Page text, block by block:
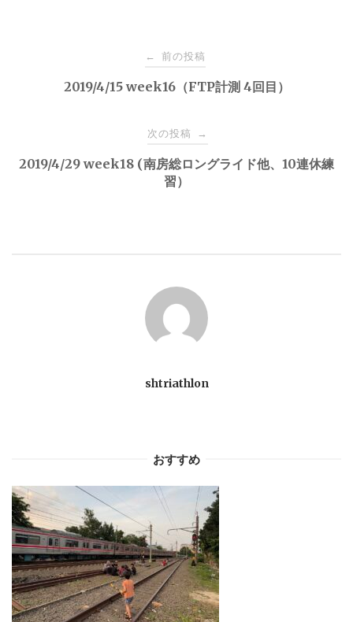
ビ
← 前の投稿
2019/4/15 week16（FTP計測 4回目）
次の投稿 →
2019/4/29 week18 (南房総ロングライド他、10連休練
習）
shtriathlon
おすすめ